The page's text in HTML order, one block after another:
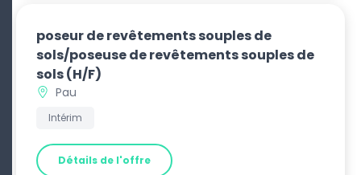
poseur de revêtements souples de
sols/poseuse de revêtements souples de
sols(H/F)
Pau
Intérim
Détails de l'offre